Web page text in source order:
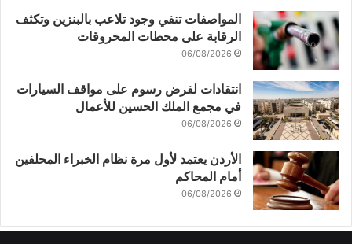
المواصفات تنفي وجود تلاعب بالبنزين وتكثف
الرقابة على محطات المحروقات
06/08/2026
انتقادات لفرض رسوم على مواقف السيارات
في مجمع الملك الحسين للأعمال
06/08/2026
الأردن يعتمد لأول مرة نظام الخبراء المحلفين
أمام المحاكم
06/08/2026